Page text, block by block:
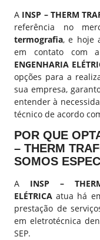
A INSP – THERM
referência no
termografia, e hoje
em contato com
ENGENHARIA
opções para a
sua empresa,
entender à
técnico de acordo
POR QUE
– THERM
SOMOS
A INSP –
ELÉTRICA atua há
prestação de
em eletrotécnica
SEP.